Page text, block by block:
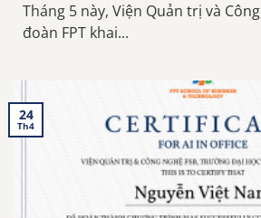
Tháng 5 này, Viện Quản trị và Công
đoàn FPT khai...
24
Th4